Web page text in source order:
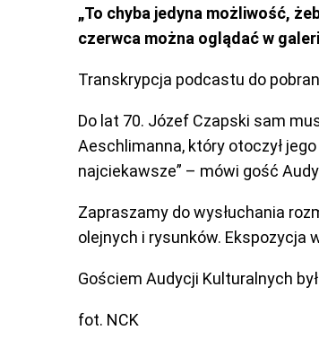
„To chyba jedyna możliwość,
czerwca można oglądać w
Transkrypcja podcastu do
Do lat 70. Józef Czapski sam
Aeschlimanna, który otoczył
najciekawsze” – mówi gość
Zapraszamy do wysłuchania
olejnych i rysunków. Ekspozycja
Gościem Audycji Kulturalnych
fot. NCK